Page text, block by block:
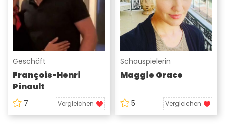
Geschäft
François-Henri
Pinault
7 Vergleichen
Schauspielerin
Maggie Grace
5 Vergleichen